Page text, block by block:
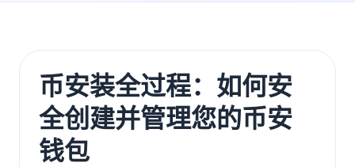
币安装全过程：如何安
全创建并管理您的币安
钱包